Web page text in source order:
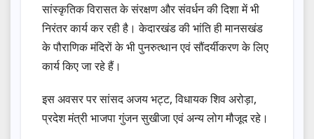
सांस्कृतिक विरासत के संरक्षण और संवर्धन की दिशा में भी
निरंतर कार्य कर रही है। केदारखंड की भांति ही मानसखंड
के पौराणिक मंदिरों के भी पुनरुत्थान एवं सौंदर्यीकरण के लिए
कार्य किए जा रहे हैं।
इस अवसर पर सांसद अजय भट्ट, विधायक शिव अरोड़ा,
प्रदेश मंत्री भाजपा गुंजन सुखीजा एवं अन्य लोग मौजूद रहे।